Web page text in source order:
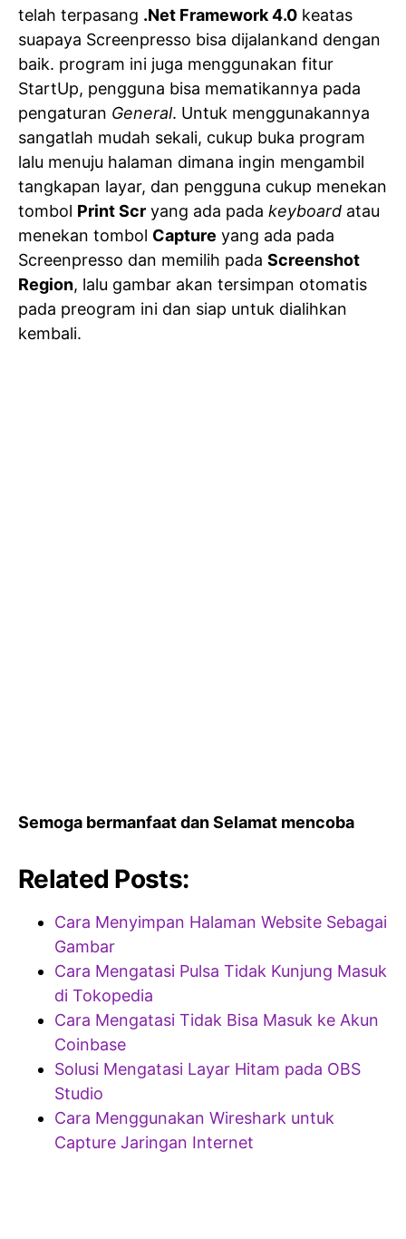
telah terpasang .Net Framework 4.0 keatas
suapaya Screenpresso bisa dijalankand dengan
baik. program ini juga menggunakan fitur
StartUp, pengguna bisa mematikannya pada
pengaturan General. Untuk menggunakannya
sangatlah mudah sekali, cukup buka program
lalu menuju halaman dimana ingin mengambil
tangkapan layar, dan pengguna cukup menekan
tombol Print Scr yang ada pada keyboard atau
menekan tombol Capture yang ada pada
Screenpresso dan memilih pada Screenshot
Region, lalu gambar akan tersimpan otomatis
pada preogram ini dan siap untuk dialihkan
kembali.
Semoga bermanfaat dan Selamat mencoba
Related Posts:
Cara Menyimpan Halaman Website Sebagai
Gambar
Cara Mengatasi Pulsa Tidak Kunjung Masuk
di Tokopedia
Cara Mengatasi Tidak Bisa Masuk ke Akun
Coinbase
Solusi Mengatasi Layar Hitam pada OBS
Studio
Cara Menggunakan Wireshark untuk
Capture Jaringan Internet